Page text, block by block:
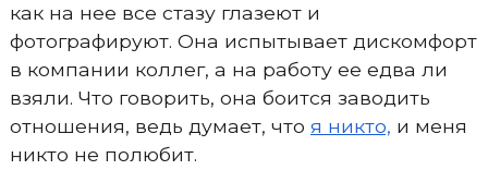
как на нее все стазу глазеют и
фотографируют. Она испытывает дискомфорт
в компании коллег, а на работу ее едва ли
взяли. Что говорить, она боится заводить
отношения, ведь думает, что я никто, и меня
никто не полюбит.